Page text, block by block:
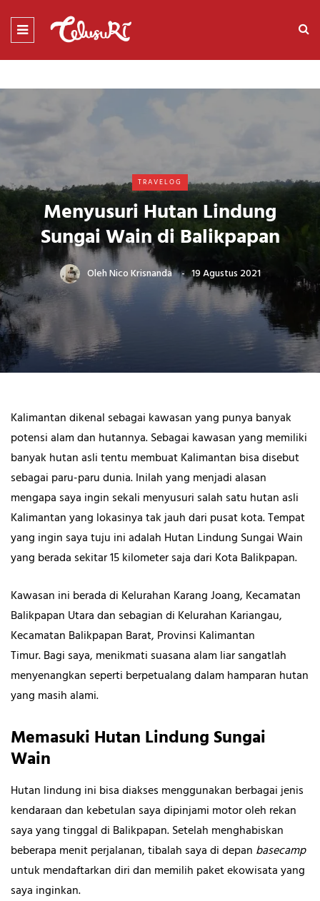
TRAVELOG
Menyusuri Hutan Lindung
Sungai Wain di Balikpapan
OlehNico Krisnanda 19 Agustus 2021
Kalimantan dikenal sebagai kawasan yang punya banyak
potensi alam dan hutannya. Sebagai kawasan yang memiliki
banyak hutan asli tentu membuat Kalimantan bisa disebut
sebagai paru-paru dunia. Inilah yang menjadi alasan
mengapa saya ingin sekali menyusuri salah satu hutan asli
Kalimantan yang lokasinya tak jauh dari pusat kota. Tempat
yang ingin saya tuju ini adalah Hutan Lindung Sungai Wain
yang berada sekitar 15 kilometer saja dari Kota Balikpapan.
Kawasan ini berada di Kelurahan Karang Joang, Kecamatan
Balikpapan Utara dan sebagian di Kelurahan Kariangau,
Kecamatan Balikpapan Barat, Provinsi Kalimantan
Timur. Bagi saya, menikmati suasana alam liar sangatlah
menyenangkan seperti berpetualang dalam hamparan hutan
yang masih alami.
Memasuki Hutan Lindung Sungai
Wain
Hutan lindung ini bisa diakses menggunakan berbagai jenis
kendaraan dan kebetulan saya dipinjami motor oleh rekan
saya yang tinggal di Balikpapan. Setelah menghabiskan
beberapa menit perjalanan, tibalah saya di depan basecamp
untuk mendaftarkan diri dan memilih paket ekowisata yang
saya inginkan.